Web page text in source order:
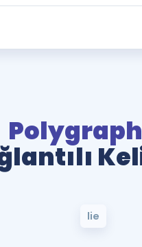
Polygraph
lie